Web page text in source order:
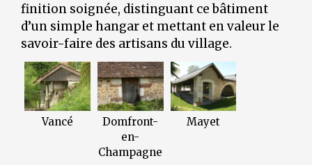
finition soignée, distinguant ce bâtiment
d’un simple hangar et mettant en valeur le
savoir-faire des artisans du village.
Vancé
Domfront-
en-
Champagne
Mayet